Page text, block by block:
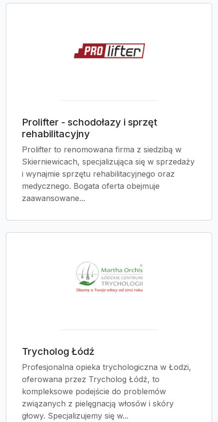
Prolifter - schodołazy i sprzęt
rehabilitacyjny
Prolifter to renomowana firma z siedzibą w
Skierniewicach, specjalizująca się w sprzedaży
i wynajmie sprzętu rehabilitacyjnego oraz
medycznego. Bogata oferta obejmuje
zaawansowane...
Trycholog Łódź
Profesjonalna opieka trychologiczna w Łodzi,
oferowana przez Trycholog Łódź, to
kompleksowe podejście do problemów
związanych z pielęgnacją włosów i skóry
głowy. Specjalizujemy się w...